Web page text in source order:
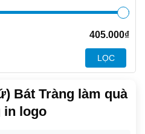
405.000₫
LỌC
Bát Tràng làm quà
in logo